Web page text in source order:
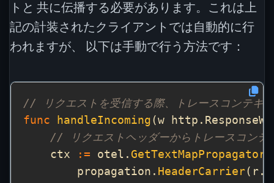
トと 共に伝播する必要があります。これは上
記の計装されたクライアントでは自動的に行
われますが、 以下は手動で行う方法です：
// リクエストを受信する際、トレースコンテキ
func
handleIncoming (w
// リクエストヘッダーからトレースコンテ
    ctx
:= otel. GetTextMapPropagator
        propagation.
HeaderCarrier